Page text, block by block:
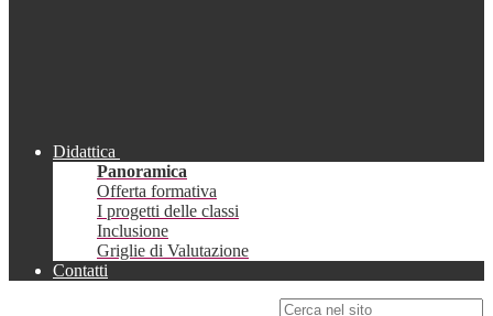
Didattica
Panoramica
Offerta formativa
I progetti delle classi
Inclusione
Griglie di Valutazione
Contatti